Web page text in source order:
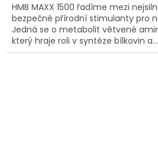
HMB MAXX 1500 řadíme mezi
bezpečné přírodní stimulanty pro
Jedná se o metabolit větvené
který hraje roli v syntéze bílkovin a...